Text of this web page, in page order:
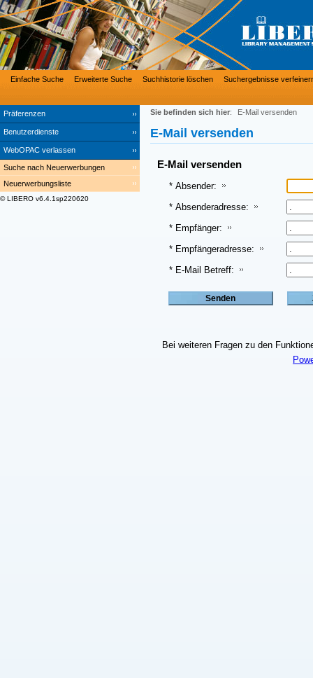
Präferenzen
Benutzerdienste
WebOPAC verlassen
Einfache Suche Erweiterte Suche Suchhistorie löschen Suchergebnisse
Suche nach Neuerwerbungen
Neuerwerbungsliste
© LIBERO v6.4.1sp220620
Sie befinden sich hier: E-Mail versenden
E-Mail versenden
E-Mail versenden
* Absender:
* Absenderadresse:
* Empfänger:
* Empfängeradresse:
* E-Mail Betreff:
Bei weiteren Fragen zu den